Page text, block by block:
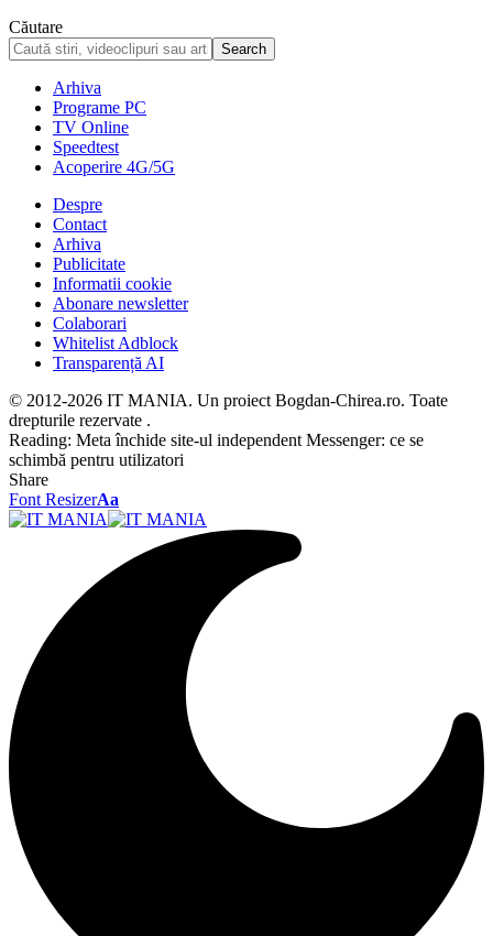
Căutare
Arhiva
Programe PC
TV Online
Speedtest
Acoperire 4G/5G
Despre
Contact
Arhiva
Publicitate
Informatii cookie
Abonare newsletter
Colaborari
Whitelist Adblock
Transparență AI
© 2012-2026 IT MANIA. Un proiect Bogdan-Chirea.ro. Toate
drepturile rezervate .
Reading: Meta închide site-ul independent Messenger: ce se
schimbă pentru utilizatori
Share
Font ResizerAa